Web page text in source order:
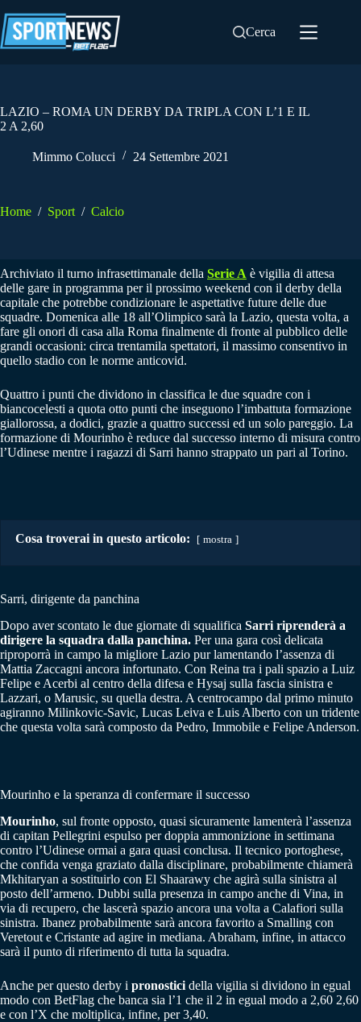
al
contenuto
Cerca
LAZIO – ROMA UN DERBY DA TRIPLA CON L’1 E IL
2 A 2,60
Mimmo Colucci 24 Settembre 2021
Home / Sport / Calcio
Archiviato il turno infrasettimanale della Serie A è vigilia di attesa
delle gare in programma per il prossimo weekend con il derby della
capitale che potrebbe condizionare le aspettative future delle due
squadre. Domenica alle 18 all’Olimpico sarà la Lazio, questa volta, a
fare gli onori di casa alla Roma finalmente di fronte al pubblico delle
grandi occasioni: circa trentamila spettatori, il massimo consentivo in
quello stadio con le norme anticovid.
Quattro i punti che dividono in classifica le due squadre con i
biancocelesti a quota otto punti che inseguono l’imbattuta formazione
giallorossa, a dodici, grazie a quattro successi ed un solo pareggio. La
formazione di Mourinho è reduce dal successo interno di misura contro
l’Udinese mentre i ragazzi di Sarri hanno strappato un pari al Torino.
Cosa troverai in questo articolo: mostra
Sarri, dirigente da panchina
Dopo aver scontato le due giornate di squalifica Sarri riprenderà a
dirigere la squadra dalla panchina. Per una gara così delicata
riproporrà in campo la migliore Lazio pur lamentando l’assenza di
Mattia Zaccagni ancora infortunato. Con Reina tra i pali spazio a Luiz
Felipe e Acerbi al centro della difesa e Hysaj sulla fascia sinistra e
Lazzari, o Marusic, su quella destra. A centrocampo dal primo minuto
agiranno Milinkovic-Savic, Lucas Leiva e Luis Alberto con un tridente
che questa volta sarà composto da Pedro, Immobile e Felipe Anderson.
Mourinho e la speranza di confermare il successo
Mourinho, sul fronte opposto, quasi sicuramente lamenterà l’assenza
di capitan Pellegrini espulso per doppia ammonizione in settimana
contro l’Udinese ormai a gara quasi conclusa. Il tecnico portoghese,
che confida venga graziato dalla disciplinare, probabilmente chiamerà
Mkhitaryan a sostituirlo con El Shaarawy che agirà sulla sinistra al
posto dell’armeno. Dubbi sulla presenza in campo anche di Vina, in
via di recupero, che lascerà spazio ancora una volta a Calafiori sulla
sinistra. Ibanez probabilmente sarà ancora favorito a Smalling con
Veretout e Cristante ad agire in mediana. Abraham, infine, in attacco
sarà il punto di riferimento di tutta la squadra.
Anche per questo derby i pronostici della vigilia si dividono in egual
modo con BetFlag che banca sia l’1 che il 2 in egual modo a 2,60 2,60
e con l’X che moltiplica, infine, per 3,40.